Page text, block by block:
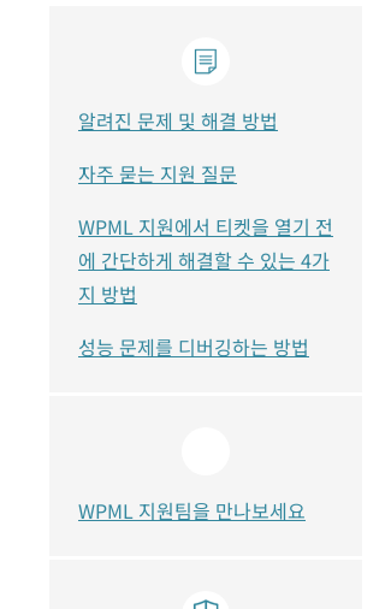
알려진 문제 및 해결 방법
자주 묻는 지원 질문
WPML 지원에서 티켓을 열기 전
에 간단하게 해결할 수 있는 4가
지 방법
성능 문제를 디버깅하는 방법
WPML 지원팀을 만나보세요